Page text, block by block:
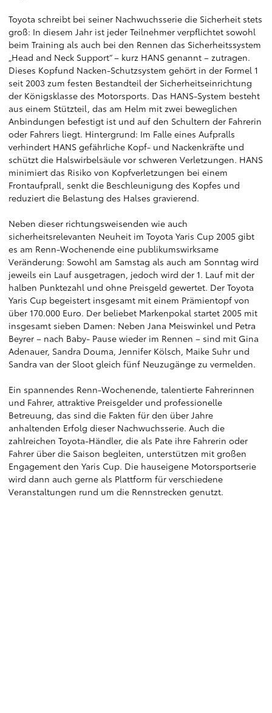
Toyota schreibt bei seiner Nachwuchsserie die Sicherheit stets
groß: In diesem Jahr ist jeder Teilnehmer verpflichtet sowohl
beim Training als auch bei den Rennen das Sicherheitssystem
„Head and Neck Support“ – kurz HANS genannt – zutragen.
Dieses Kopfund Nacken-Schutzsystem gehört in der Formel 1
seit 2003 zum festen Bestandteil der Sicherheitseinrichtung
der Königsklasse des Motorsports. Das HANS-System besteht
aus einem Stützteil, das am Helm mit zwei beweglichen
Anbindungen befestigt ist und auf den Schultern der Fahrerin
oder Fahrers liegt. Hintergrund: Im Falle eines Aufpralls
verhindert HANS gefährliche Kopf- und Nackenkräfte und
schützt die Halswirbelsäule vor schweren Verletzungen. HANS
minimiert das Risiko von Kopfverletzungen bei einem
Frontaufprall, senkt die Beschleunigung des Kopfes und
reduziert die Belastung des Halses gravierend.
Neben dieser richtungsweisenden wie auch
sicherheitsrelevanten Neuheit im Toyota Yaris Cup 2005 gibt
es am Renn-Wochenende eine publikumswirksame
Veränderung: Sowohl am Samstag als auch am Sonntag wird
jeweils ein Lauf ausgetragen, jedoch wird der 1. Lauf mit der
halben Punktezahl und ohne Preisgeld gewertet. Der Toyota
Yaris Cup begeistert insgesamt mit einem Prämientopf von
über 170.000 Euro. Der beliebet Markenpokal startet 2005 mit
insgesamt sieben Damen: Neben Jana Meiswinkel und Petra
Beyrer – nach Baby- Pause wieder im Rennen – sind mit Gina
Adenauer, Sandra Douma, Jennifer Kölsch, Maike Suhr und
Sandra van der Sloot gleich fünf Neuzugänge zu vermelden.
Ein spannendes Renn-Wochenende, talentierte Fahrerinnen
und Fahrer, attraktive Preisgelder und professionelle
Betreuung, das sind die Fakten für den über Jahre
anhaltenden Erfolg dieser Nachwuchsserie. Auch die
zahlreichen Toyota-Händler, die als Pate ihre Fahrerin oder
Fahrer über die Saison begleiten, unterstützen mit großen
Engagement den Yaris Cup. Die hauseigene Motorsportserie
wird dann auch gerne als Plattform für verschiedene
Veranstaltungen rund um die Rennstrecken genutzt.